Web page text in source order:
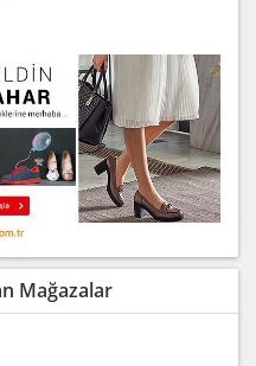
Mağazalar